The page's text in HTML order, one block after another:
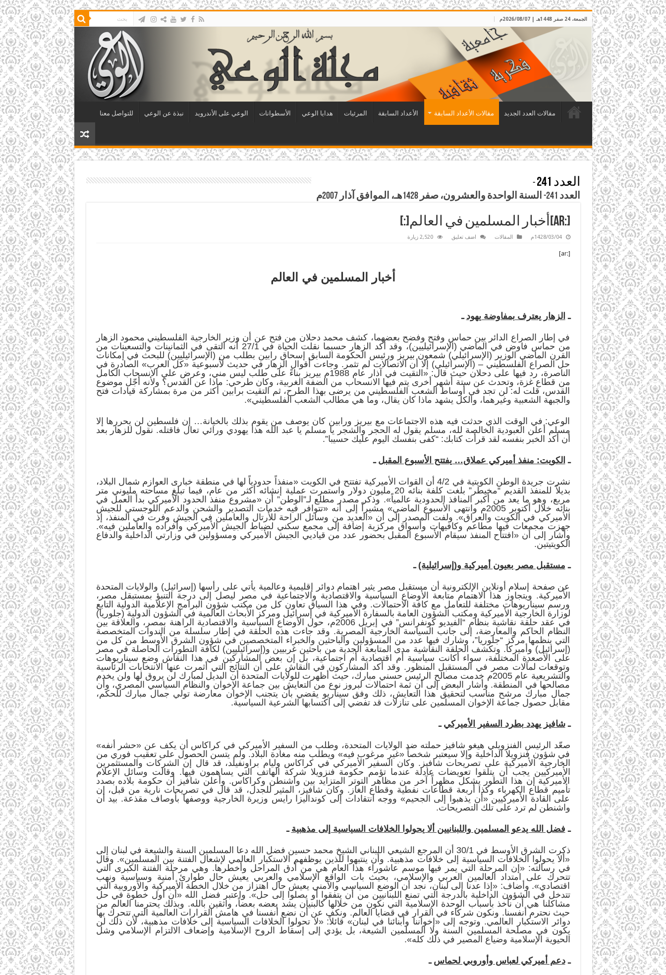
الجمعة، 24 صفر 1448هـ | 2026/08/07م
مقالات العدد الجديد مقالات الأعداد السابقة الأعداد السابقة المرئيات هدايا الوعي الأسطوانات الوعي على الأندرويد نبذة عن الوعي للتواصل معنا
العدد 241
-
العدد 241- السنة الواحدة والعشرون، صفر 1428هـ، الموافق آذار 2007م
[:ar]أخبار المسلمين في العالم[:]
1428/03/04م المقالات اضف تعليق 2,520 زيارة
[:ar]
أخبار المسلمين في العالم
ـ الزهار يعترف بمفاوضة يهود ـ
في إطار الصراع الدائر بين حماس وفتح وفضح بعضهما، كشف محمد دحلان من فتح عن أن وزير الخارجية الفلسطيني محمود الزهار
من حماس فاوض في الماضي (الإسرائيليين)، وقد أكد الزهار حسبما نقلت الحياة في 27/1 أنه التقى في الثمانينات والتسعينات من
القرن الماضي الوزير (الإسرائيلي) شمعون بيريز ورئيس الحكومة السابق إسحاق رابين بطلب من (الإسرائيليين) للبحث في إمكانات
حل الصراع الفلسطيني – (الإسرائيلي) إلا أن الاتصالات لم تثمر. وجاءت أقوال الزهار في حديث لأسبوعية «كل العرب» الصادرة في
الناصرة، رد فيها على دحلان حيث قال: «التقيت في آذار عام 1988م بيريز بناءً على طلب ليس مني، وعرض علي الانسحاب الكامل
من قطاع غزة، وتحدث عن ستة أشهر أخرى يتم فيها الانسحاب من الضفة الغربية، وكان طرحي: ماذا عن القدس؟ ولأنه أجّل موضوع
القدس، قلت له: لن تجد في أوساط الشعب الفلسطيني من يرضى بهذا الطرح، ثم التقيت برابين أكثر من مرة بمشاركة قيادات فتح
والجبهة الشعبية وغيرهما، والكل يشهد ماذا كان يقال، وما هي مطالب الشعب الفلسطيني».
الوعي: في الوقت الذي حدثت فيه هذه الاجتماعات مع بيريز ورابين كان يوصف من يقوم بذلك بالخيانة… إن فلسطين لن يحررها إلا
مسلم أعلن العبودية الخالصة لله، مسلم يقول له الحجر والشجر يا مسلم يا عبد الله هذا يهودي ورائي تعال فاقتله. نقول للزهار بعد
أن أكد الخبر بنفسه لقد قرأت كتابك: “كفى بنفسك اليوم عليك حسيبا”.
ـ الكويت: منفذ أميركي عملاق… يفتتح الأسبوع المقبل ـ
نشرت جريدة الوطن الكويتية في 4/2 أن القوات الأميركية تفتتح في الكويت «منفذاً حدودياً لها في منطقة خبارى العوازم شمال البلاد،
بديلاً للمنفذ القديم “مخيطر” بلغت كلفة بنائه 20 مليون دولار واستمرت عملية إنشائه أكثر من عام، فيما تبلغ مساحته مليوني متر
مربع، وهو ما يعد من أكبر المنافذ الحدودية عالمياً». وذكر مصدر مطلع لـ”الوطن” أن «مشروع منفذ الحدود الأميركي بدأ العمل في
بنائه خلال أكتوبر 2005م وانتهى الأسبوع الماضي» مشيراً إلى أنه «تتوافر فيه خدمات التصدير والشحن والدعم اللوجستي للجيش
الأميركي في الكويت والعراق». ولفت المصدر إلى أن «العديد من وسائل الراحة للأرتال والعاملين في الجيش وفرت في المنفذ، إذ
جهزت مجمعات فيها مطاعم وكافيهات وأسواق مركزية إضافة إلى مجمع سكني لضباط الجيش الأميركي وأفراده والعاملين فيه».
وأشار إلى أن «افتتاح المنفذ سيقام الأسبوع المقبل بحضور عدد من قياديي الجيش الأميركي ومسؤولين في وزارتي الداخلية والدفاع
الكويتيتين.
ـ مستقبل مصر بعيون أميركية و(إسرائيلية) ـ
عن صفحة إسلام أونلاين الإلكترونية أن مستقبل مصر يثير اهتمام دوائر إقليمية وعالمية يأتي على رأسها (إسرائيل) والولايات المتحدة
الأميركية. ويتجاوز هذا الاهتمام متابعة الأوضاع السياسية والاقتصادية والاجتماعية في مصر ليصل إلى درجة التنبؤ بمستبقل مصر،
ورسم سيناريوهات مختلفة للتعامل مع كافة الاحتمالات. وفي هذا السياق تعاون كل من مكتب شؤون البرامج الإعلامية الدولية التابع
لوزارة الخارجية الأميركية ومكتب الشؤون العامة بالسفارة الأميركية في إسرائيل ومركز الأبحاث العالمية في الشؤون الدولية (جلوريا)
في عقد حلقة نقاشية بنظام “الفيديو كونفرانس” في إبريل 2006م، حول الأوضاع السياسية والاقتصادية الراهنة بمصر، والعلاقة بين
النظام الحاكم والمعارضة، إلى جانب السياسة الخارجية المصرية. وقد جاءت هذه الحلقة في إطار سلسلة من الندوات المتخصصة
التي ينظمها مركز “جلوريا”، وشارك فيها عدد من المسؤولين والباحثين والخبراء المتخصصين في شؤون الشرق الأوسط من كل من
(إسرائيل) وأميركا. وتكشف الحلقة النقاشية مدى المتابعة الجدية من باحثين غربيين و(إسرائيليين) لكافة التطورات الحاصلة في مصر
على الأصعدة المختلفة، سواء أكانت سياسية أم اقتصادية أم اجتماعية، بل إن بعض المشاركين في هذا النقاش وضع سيناريوهات
وتوقعات لمآلات مصر في المستقبل المنظور. وقد أكد المشاركون في النقاش على أن النتائج التي أثمرت عنها الانتخابات الرئاسية
والتشريعية عام 2005م خدمت مصالح الرئيس حسني مبارك، حيث أظهرت للولايات المتحدة أن البديل لمبارك لن يروق لها ولن يخدم
مصالحها في المنطقة. وأشار البعض إلى أن ثمة احتمالات لبروز نوع من التعايش بين جماعة الإخوان والنظام السياسي المصري، وأن
جمال مبارك مرشح مناسب لتحقيق هذا التعايش، ذلك وفق سيناريو يقضي بأن يتجنب الإخوان معارضة تولي جمال مبارك للحكم،
مقابل حصول جماعة الإخوان المسلمين على تنازلات قد تفضي إلى اكتسابها الشرعية السياسية.
ـشافيز يهدد بطرد السفير الأميركي ـ
صعّد الرئيس الفنزويلي هيغو شافيز حملته ضد الولايات المتحدة، وطلب من السفير الأميركي في كراكاس أن يكف عن «حشر أنفه»
في شؤون فنزويلا الداخلية وإلا سيعتبر شخصاً «غير مرغوب فيه» ويطلب منه مغادة البلاد. ولم يتسن الحصول على تعقيب فوري من
الخارجية الأميركية على تصريحات شافيز. وكان السفير الأميركي في كراكاس وليام براونفيلد، قد قال إن الشركات والمستثمرين
الأميركيين يجب أن يتلقوا تعويضات عادلة عندما تؤمم حكومة فنزويلا شركة الهاتف التي يساهمون فيها. وقالت وسائل الإعلام
الأميركية إن هذا التطور يشكل مظهراً آخر من مظاهر التوتر المتزايد بين واشنطن وكراكاس. وأعلن شافيز أن حكومة بلاده بصدد
تأميم قطاع الكهرباء وكذا أربعة قطاعات نفطية وقطاع الغاز. وكان شافيز، المثير للجدل، قد قال في تصريحات نارية من قبل، إن
على القادة الأميركيين «أن يذهبوا إلى الجحيم» ووجه انتقادات إلى كونداليزا رايس وزيرة الخارجية ووصفها بأوصاف مقذعة. بيد أن
واشنطن لم ترد على تلك التصريحات.
ـ فضل الله يدعو المسلمين واللبنانيين ألا يحولوا الخلافات السياسية إلى مذهبية ـ
ذكرت الشرق الأوسط في 30/1 أن المرجع الشيعي اللبناني الشيخ محمد حسين فضل الله دعا المسلمين السنة والشيعة في لبنان إلى
«ألا يحولوا الخلافات السياسية إلى خلافات مذهبية. وأن ينتبهوا للذين يوظفهم الاستكبار العالمي لإشعال الفتنة بين المسلمين». وقال
في رسالته: «إن المرحلة التي يمر فيها موسم عاشوراء هذا العام هي من أدق المراحل وأخطرها. وهي مرحلة الفتنة الكبرى التي
تتحرك على امتداد العالمين العربي والإسلامي، بحيث بات الواقع الإسلامي والعربي يعيش حال طوارئ أمنية وسياسية ونهب
اقتصادي». وأضاف: «إذا عدنا إلى لبنان، نجد أن الوضع السياسي والأمني يعيش حال اهتزاز من خلال الخطة الأميركية والأوروبية التي
تتدخل في الشؤون الداخلية بالدرجة التي تمنع اللبنانيين من أن يتفقوا أو يصلوا إلى حل». واعتبر فضل الله «أن أول خطوة في حل
مشاكلنا هي أن نأخذ بأسباب الوحدة الإسلامية التي نكون من خلالها كالبنيان يشد بعضه بعضاً، واثقين بالله. وبذلك يحترمنا العالم من
حيث نحترم أنفسنا. ونكون شركاء في القرار في قضايا العالم. ونكف عن أن نضع أنفسنا في هامش القرارات العالمية التي تتحرك بها
دوائر الاستكبار العالمي. وتوجه إلى «إخواننا وأبنائنا في لبنان» قائلاً: «لا تحولوا الخلافات السياسية إلى خلافات مذهبية، لأن ذلك لن
يكون في مصلحة المسلمين السنة ولا المسلمين الشيعة، بل يؤدي إلى إسقاط الروح الإسلامية وإضعاف الالتزام الإسلامي وشل
الحيوية الإسلامية وضياع المصير في ذلك كله».
ـدعم أميركي لعباس وأوروبي لحماس ـ